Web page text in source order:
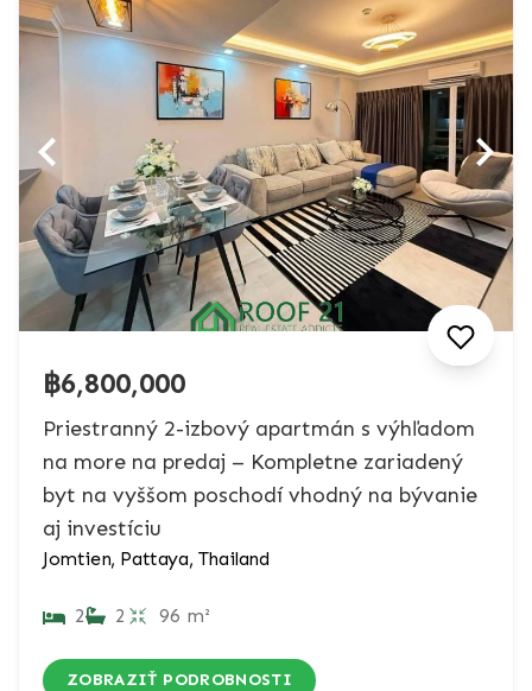
฿6,800,000
Priestranný 2-izbový apartmán s výhľadom
na more na predaj – Kompletne zariadený
byt na vyššom poschodí vhodný na bývanie
aj investíciu
Jomtien, Pattaya, Thailand
2 2 96 m²
ZOBRAZIŤ PODROBNOSTI